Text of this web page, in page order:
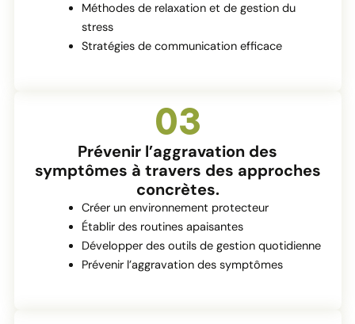
Méthodes de relaxation et de gestion du
stress
Stratégies de communication efficace
03
Prévenir l’aggravation des
symptômes à travers des approches
concrètes.
Créer un environnement protecteur
Établir des routines apaisantes
Développer des outils de gestion quotidienne
Prévenir l’aggravation des symptômes